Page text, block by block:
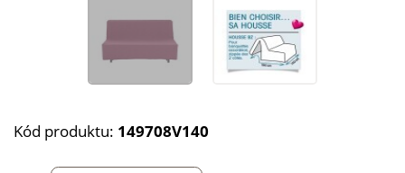
Kód produktu: 149708V140